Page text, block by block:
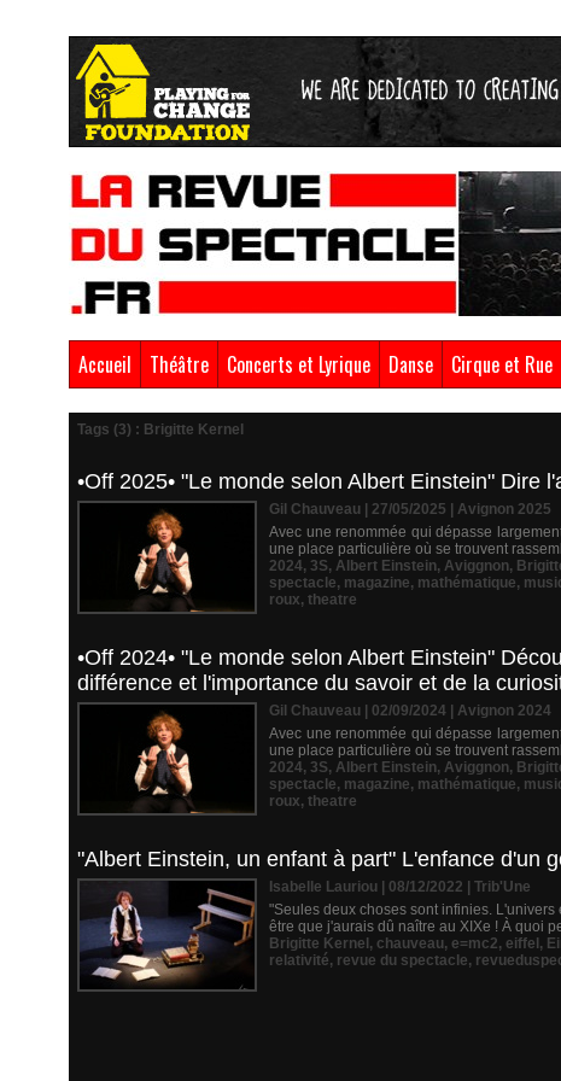
Accueil Théâtre Concerts et Lyrique Danse Cirque et Rue
Tags (3) : Brigitte Kernel
•Off 2025• "Le monde selon Albert Einstein"
Gil Chauveau | 27/05/2025
Avignon 2025
Avec une renommée qui dépasse
une place particulière où se trouvent
2024, 3S, Albert Einstein, Aviggnon,
spectacle, magazine, mathématique,
roux, theatre
•Off 2024• "Le monde selon Albert Einstein"
différence et l'importance du savoir et de la
Gil Chauveau | 02/09/2024
Avignon 2024
Avec une renommée qui dépasse
une place particulière où se trouvent
2024, 3S, Albert Einstein, Aviggnon,
spectacle, magazine, mathématique,
roux, theatre
"Albert Einstein, un enfant à part" L'enfance d'un
Isabelle Lauriou | 08/12/2022
Trib'Une
"Seules deux choses sont infinies.
être que j'aurais dû naître au XIXe ! À quoi
Brigitte Kernel , chauveau, e=mc2, eiffel ,
relativité, revue du spectacle,